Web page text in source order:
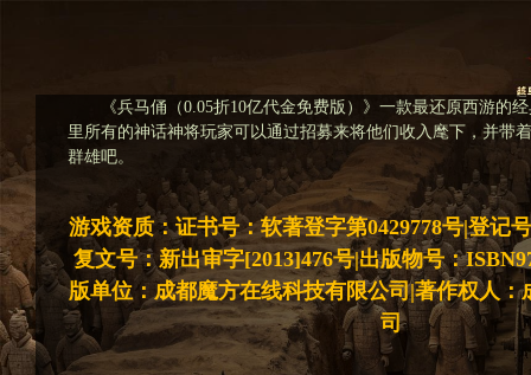
《兵马俑（0.05折10亿代金免费版）》一款最还原西游的
里所有的神话神将玩家可以通过招募来将他们收入麾下，并带
群雄吧。
游戏资质：证书号：软著登字第0429778号|登记
复文号：新出审字[2013]476号|出版物号：
版单位：成都魔方在线科技有限公司|著作权人：
司